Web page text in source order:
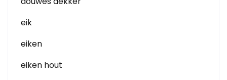
eik
eiken
eiken hout